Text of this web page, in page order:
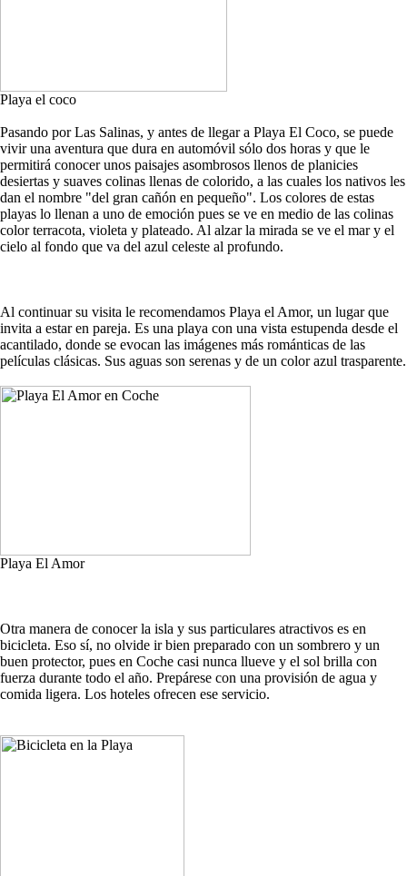
Playa el coco
Pasando por Las Salinas, y antes de llegar a Playa El Coco, se puede
vivir una aventura que dura en automóvil sólo dos horas y que le
permitirá conocer unos paisajes asombrosos llenos de planicies
desiertas y suaves colinas llenas de colorido, a las cuales los nativos les
dan el nombre "del gran cañón en pequeño". Los colores de estas
playas lo llenan a uno de emoción pues se ve en medio de las colinas
color terracota, violeta y plateado. Al alzar la mirada se ve el mar y el
cielo al fondo que va del azul celeste al profundo.
Al continuar su visita le recomendamos Playa el Amor, un lugar que
invita a estar en pareja. Es una playa con una vista estupenda desde el
acantilado, donde se evocan las imágenes más románticas de las
películas clásicas. Sus aguas son serenas y de un color azul trasparente.
Playa El Amor
Otra manera de conocer la isla y sus particulares atractivos es en
bicicleta. Eso sí, no olvide ir bien preparado con un sombrero y un
buen protector, pues en Coche casi nunca llueve y el sol brilla con
fuerza durante todo el año. Prepárese con una provisión de agua y
comida ligera. Los hoteles ofrecen ese servicio.